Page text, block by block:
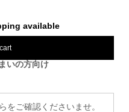
available
いの方向け
をご確認くださいませ。